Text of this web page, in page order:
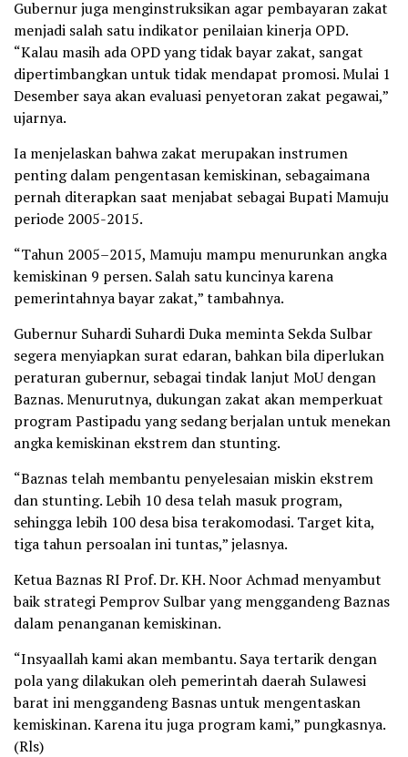
Gubernur juga menginstruksikan agar pembayaran zakat
menjadi salah satu indikator penilaian kinerja OPD.
“Kalau masih ada OPD yang tidak bayar zakat, sangat
dipertimbangkan untuk tidak mendapat promosi. Mulai 1
Desember saya akan evaluasi penyetoran zakat pegawai,”
ujarnya.
Ia menjelaskan bahwa zakat merupakan instrumen
penting dalam pengentasan kemiskinan, sebagaimana
pernah diterapkan saat menjabat sebagai Bupati Mamuju
periode 2005-2015.
“Tahun 2005–2015, Mamuju mampu menurunkan angka
kemiskinan 9 persen. Salah satu kuncinya karena
pemerintahnya bayar zakat,” tambahnya.
Gubernur Suhardi Suhardi Duka meminta Sekda Sulbar
segera menyiapkan surat edaran, bahkan bila diperlukan
peraturan gubernur, sebagai tindak lanjut MoU dengan
Baznas. Menurutnya, dukungan zakat akan memperkuat
program Pastipadu yang sedang berjalan untuk menekan
angka kemiskinan ekstrem dan stunting.
“Baznas telah membantu penyelesaian miskin ekstrem
dan stunting. Lebih 10 desa telah masuk program,
sehingga lebih 100 desa bisa terakomodasi. Target kita,
tiga tahun persoalan ini tuntas,” jelasnya.
Ketua Baznas RI Prof. Dr. KH. Noor Achmad menyambut
baik strategi Pemprov Sulbar yang menggandeng Baznas
dalam penanganan kemiskinan.
“Insyaallah kami akan membantu. Saya tertarik dengan
pola yang dilakukan oleh pemerintah daerah Sulawesi
barat ini menggandeng Basnas untuk mengentaskan
kemiskinan. Karena itu juga program kami,” pungkasnya.
(Rls)